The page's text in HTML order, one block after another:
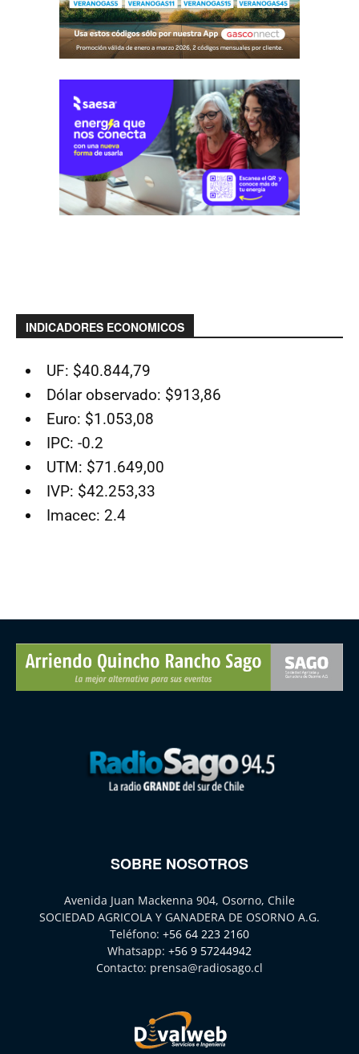
INDICADORES ECONOMICOS
UF: $40.844,79
Dólar observado: $913,86
Euro: $1.053,08
IPC: -0.2
UTM: $71.649,00
IVP: $42.253,33
Imacec: 2.4
SOBRE NOSOTROS
Avenida Juan Mackenna 904, Osorno, Chile
SOCIEDAD AGRICOLA Y GANADERA DE OSORNO A.G.
Teléfono: +56 64 223 2160
Whatsapp: +56 9 57244942
Contacto: prensa@radiosago.cl